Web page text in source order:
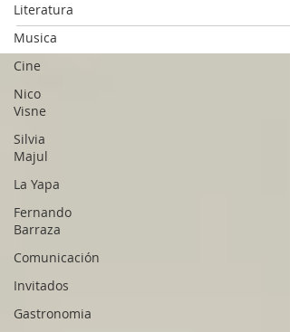
Literatura
Musica
Cine
Nico
Visne
Silvia
Majul
La Yapa
Fernando
Barraza
Comunicación
Invitados
Gastronomia